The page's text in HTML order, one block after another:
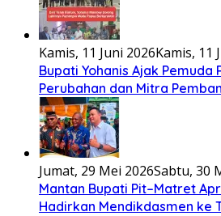
Kamis, 11 Juni 2026Kamis, 11
Bupati Yohanis Ajak Pemuda
Perubahan dan Mitra
Jumat, 29 Mei 2026Sabtu, 30
Mantan Bupati Pit–Matret
Hadirkan Mendikdasmen ke